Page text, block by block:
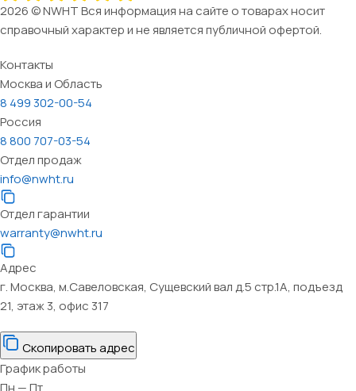
2026 © NWHT Вся информация на сайте о товарах носит
справочный характер и не является публичной офертой.
Контакты
Москва и Область
8 499 302-00-54
Россия
8 800 707-03-54
Отдел продаж
info@nwht.ru
Отдел гарантии
warranty@nwht.ru
Адрес
г. Москва, м.Савеловская, Сущевский вал д.5 стр.1А, подъезд
21, этаж 3, офис 317
Скопировать адрес
График работы